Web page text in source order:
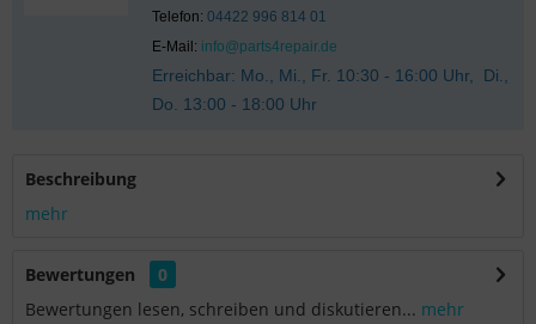
Telefon: 04422 996 814 01
E-Mail: info@parts4repair.de
Erreichbar: Mo., Mi., Fr. 10:30 - 16:00 Uhr, Di.,
Do. 13:00 - 18:00 Uhr
Beschreibung
mehr
Bewertungen
0
Bewertungen lesen, schreiben und diskutieren... mehr